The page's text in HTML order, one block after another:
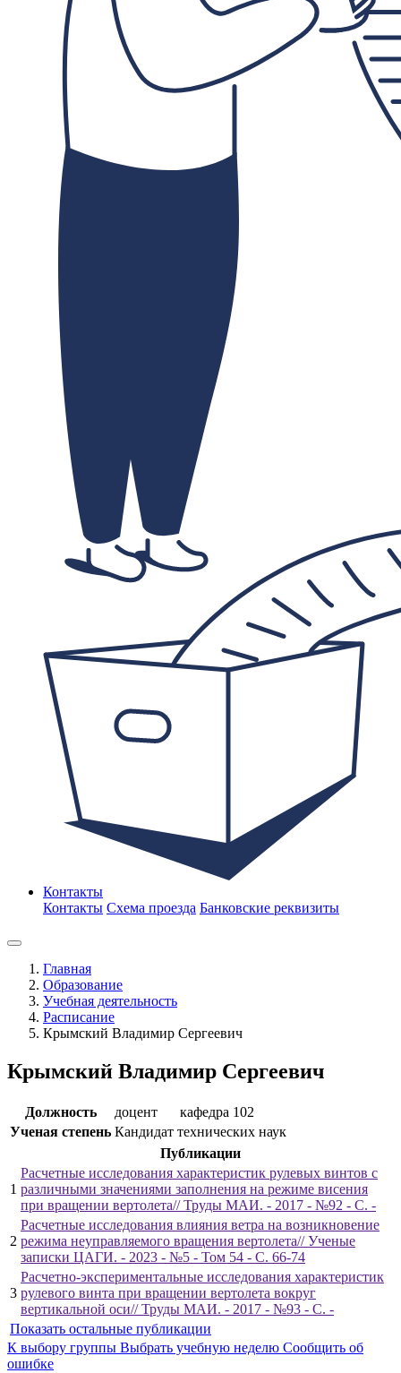
Контакты
Контакты Схема проезда Банковские реквизиты
Главная
Образование
Учебная деятельность
Расписание
Крымский Владимир Сергеевич
Крымский Владимир Сергеевич
Должность доцент
кафедра 102
Ученая степень Кандидат технических наук
Публикации
1
Расчетные исследования характеристик рулевых винтов с
различными значениями заполнения на режиме висения
при вращении вертолета// Труды МАИ. - 2017 - №92 - С. -
2
Расчетные исследования влияния ветра на возникновение
режима неуправляемого вращения вертолета// Ученые
записки ЦАГИ. - 2023 - №5 - Том 54 - С. 66-74
3
Расчетно-экспериментальные исследования характеристик
рулевого винта при вращении вертолета вокруг
вертикальной оси// Труды МАИ. - 2017 - №93 - С. -
Показать остальные публикации
К выбору группы Выбрать учебную неделю Сообщить об
ошибке